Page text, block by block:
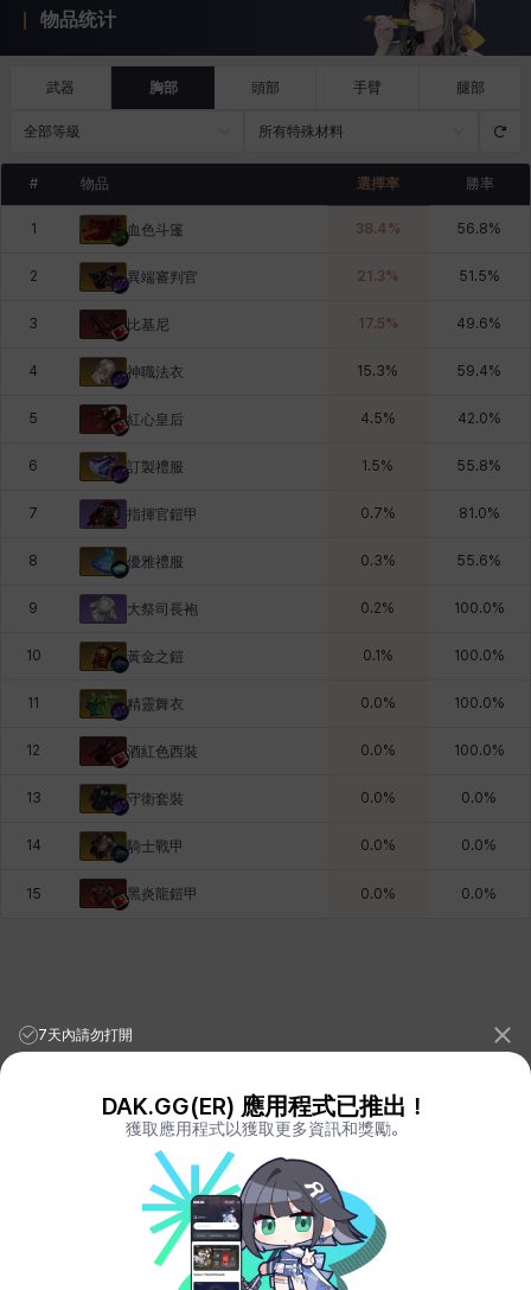
物品统计
武器 胸部 頭部 手臂 腿部
全部等級 所有特殊材料
# 物品 選擇率 勝率
1 血色斗篷 38.4% 56.8%
2 異端審判官 21.3% 51.5%
3 比基尼 17.5% 49.6%
4 神職法衣 15.3% 59.4%
5 紅心皇后 4.5% 42.0%
6 訂製禮服 1.5% 55.8%
7 指揮官鎧甲 0.7% 81.0%
8 優雅禮服 0.3% 55.6%
9 大祭司長袍 0.2% 100.0%
10 黃金之鎧 0.1 % 100.0%
11 精靈舞衣 0.0% 100.0%
12 酒紅色西裝 0.0% 100.0%
13 守衛套裝 0.0% 0.0%
14 騎士戰甲 0.0% 0.0%
15 黑炎龍鎧甲 0.0% 0.0%
League of Legends StatsPORO.GG
Teamfight Tactics Stats
LOLCHESS.GG
VALORANT.DAK.GG
PUBG.DAK.GG
Eternal Return StatsER.DAK.GG
Genshin Impact Stats
GENSHIN.DAK.GG
DEADLOCK.DAK.GG
7天內請勿打開
DAK.GG(ER) 應用程式已推出！
獲取應用程式以獲取更多資訊和獎勵。